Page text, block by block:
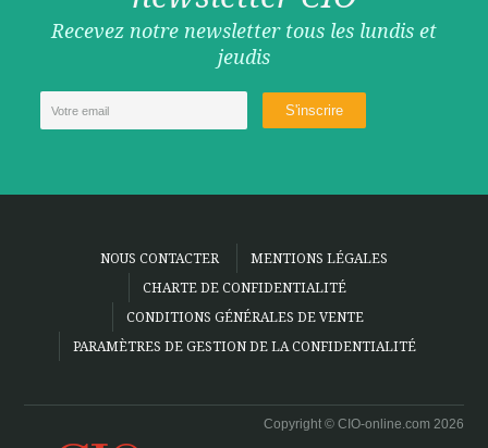
Recevez notre newsletter tous les lundis et
jeudis
NOUS CONTACTER
MENTIONS LÉGALES
CHARTE DE CONFIDENTIALITÉ
CONDITIONS GÉNÉRALES DE VENTE
PARAMÈTRES DE GESTION DE LA CONFIDENTIALITÉ
Copyright © CIO-online.com 2026